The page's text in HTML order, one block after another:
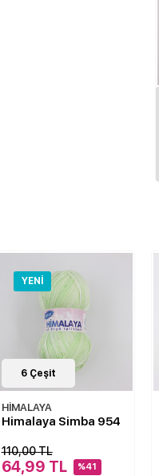
10Çeşit
HİMALAYA
Himalaya Palma 13
25,00 TL
16,50 TL %34